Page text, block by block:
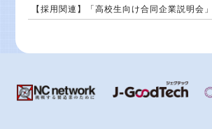
【採用関連】「高校生向け合同企業説明会」